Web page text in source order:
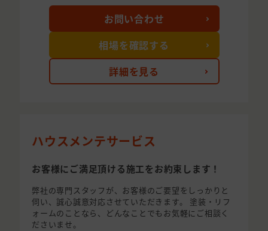
詳細を見る
お問い合わせ
相場を確認する
ハウスメンテサービス
お客様にご満足頂ける施工をお約束します！
弊社の専門スタッフが、お客様のご要望をしっかりと
伺い、誠心誠意対応させていただきます。 塗装・リフ
ォームのことなら、どんなことでもお気軽にご相談く
ださいませ。